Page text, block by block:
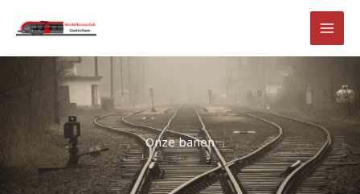
naar
Onze banen